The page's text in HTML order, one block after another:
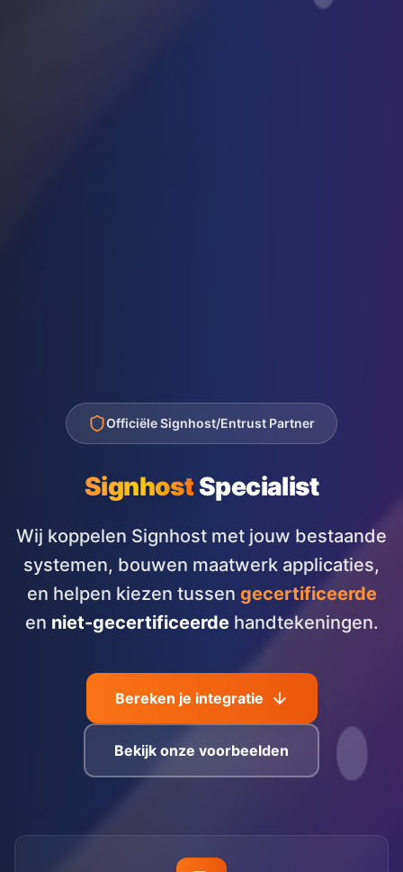
Officiële Signhost/Entrust Partner
SignhostSpecialist
Wij koppelen Signhost met jouw bestaande
systemen, bouwen maatwerk applicaties,
en helpen kiezen tussen gecertificeerde
en niet-gecertificeerdehandtekeningen.
Bereken je integratie
Bekijk onze voorbeelden